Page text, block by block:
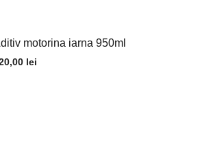
motorina iarna 950ml
lei